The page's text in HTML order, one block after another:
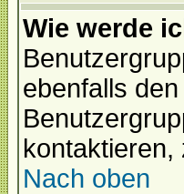
Wie werde
ebenfalls
kontaktieren,
Nach oben